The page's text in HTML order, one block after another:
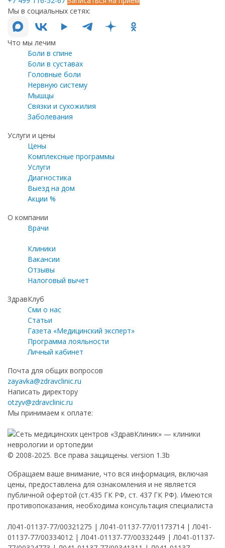
Мы в социальных сетях:
Что мы лечим
Боли в спине
Боли в суставах
Головные боли
Нервную систему
Мышцы
Связки и сухожилия
Заболевания
Услуги и цены
Цены
Комплексные программы
Услуги
Диагностика
Выезд на дом
Акции %
О компании
Врачи
Клиники
Вакансии
Отзывы
Налоговый вычет
ЗдравКлуб
Сми о нас
Статьи
Газета «Медицинский эксперт»
Программа лояльности
Личный кабинет
Почта для общих вопросов
zayavka@zdravclinic.ru
Написать директору
otzyv@zdravclinic.ru
Мы принимаем к оплате:
© 2008-2025. Все права защищены. version 1.3b
Обращаем ваше внимание, что вся информация, включая
цены, предоставлена для ознакомления и не является
публичной офертой (ст.435 ГК РФ, ст. 437 ГК РФ). Имеются
противопоказания, необходима консультация специалиста
Л041-01137-77/00321275 | Л041-01137-77/01173714 | Л041-
01137-77/00334012 | Л041-01137-77/00332449 | Л041-01137-